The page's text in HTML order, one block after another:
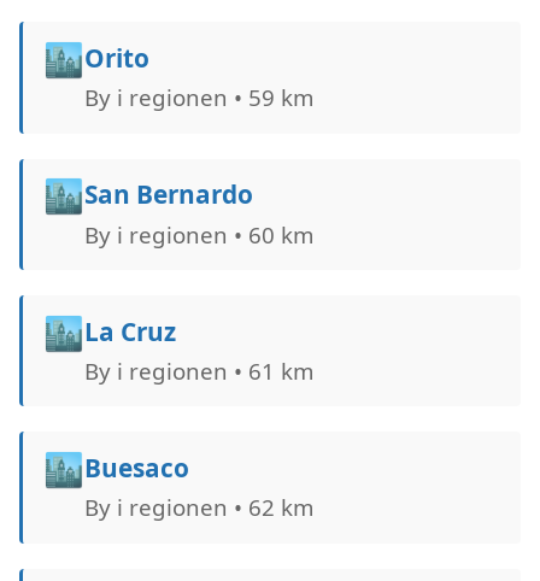
🏙️Orito
By i regionen • 59 km
🏙️San Bernardo
By i regionen • 60 km
🏙️La Cruz
By i regionen • 61 km
🏙️Buesaco
By i regionen • 62 km